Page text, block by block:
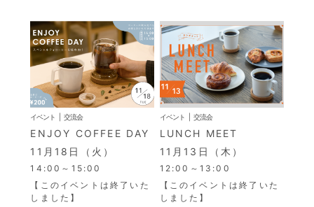
イベント 交流会
ENJOY COFFEE DAY
11月18日（火）
14:00～15:00
【このイベントは終了いた
しました】
イベント 交流会
LUNCH MEET
11月13日（木）
12:00～13:00
【このイベントは終了いた
しました】